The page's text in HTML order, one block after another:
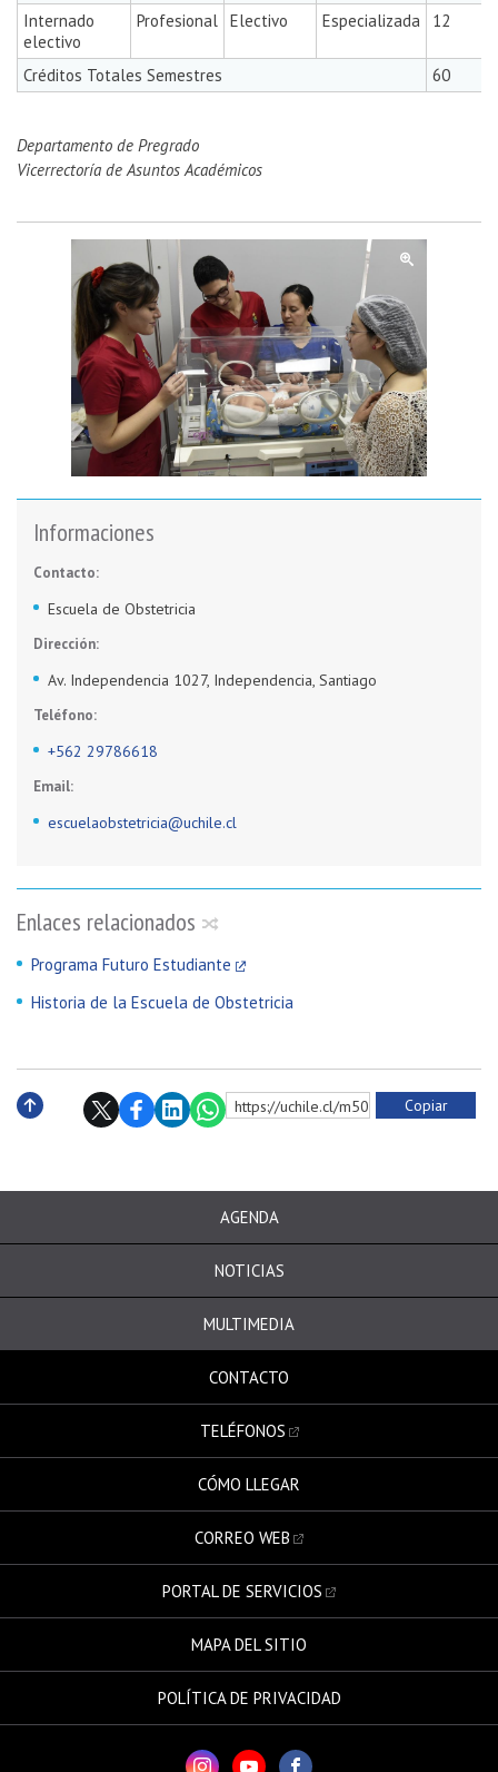
Informaciones
Contacto:
Escuela de Obstetricia
Dirección:
Av. Independencia 1027, Independencia, Santiago
Teléfono:
+562 29786618
Email:
escuelaobstetricia@uchile.cl
Enlaces relacionados
Programa Futuro Estudiante
Historia de la Escuela de Obstetricia
Internado
electivo
Profesional Electivo Especializada 12
Créditos Totales Semestres 60
Departamento de Pregrado
Vicerrectoría de Asuntos Académicos
https://uchile.cl/m5015 Copiar
AGENDA
NOTICIAS
MULTIMEDIA
CONTACTO
TELÉFONOS
CÓMO LLEGAR
CORREO WEB
PORTAL DE SERVICIOS
MAPA DEL SITIO
POLÍTICA DE PRIVACIDAD